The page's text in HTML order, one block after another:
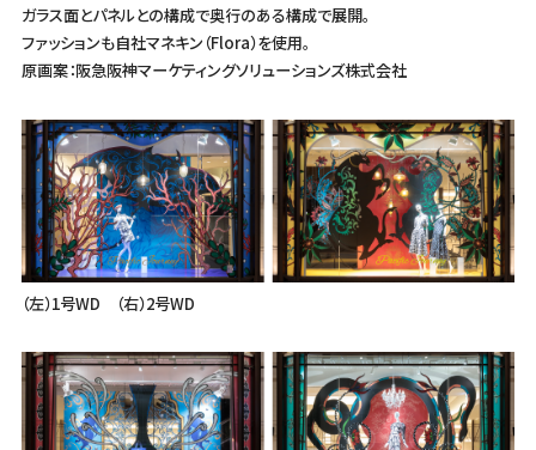
ガラス面とパネルとの構成で奥行のある構成で展開。
ファッションも自社マネキン（Flora）を使用。
原画案：阪急阪神マーケティングソリューションズ株式会社
（左）1号WD （右）2号WD